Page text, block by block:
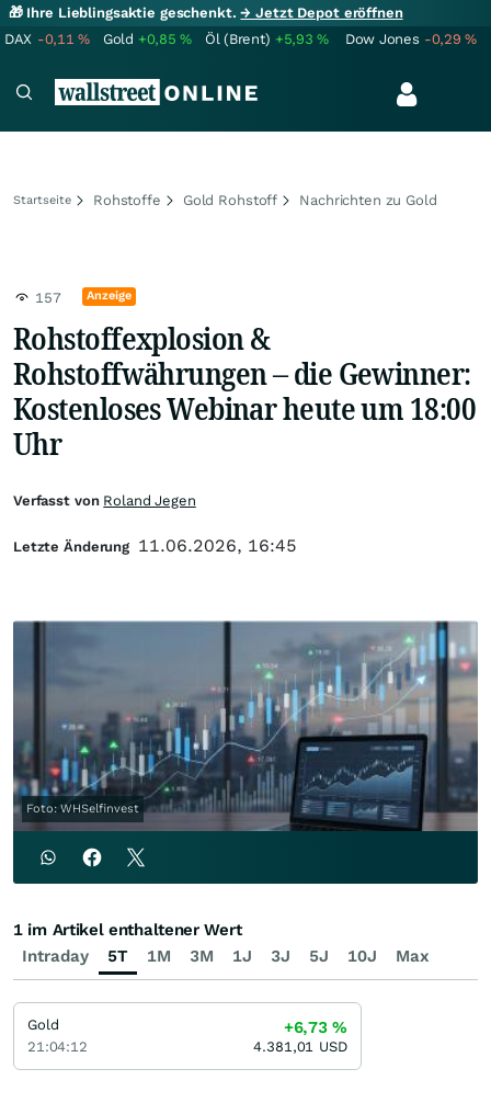
🎁 Ihre Lieblingsaktie geschenkt.→ Jetzt Depot eröffnen
DAX -0,11% Gold +0,85% Öl (Brent) +5,93% Dow Jones -0,29%
Startseite Rohstoffe Gold Rohstoff Nachrichten zu Gold
157 Anzeige
Rohstoffexplosion &
Rohstoffwährungen – die Gewinner:
Kostenloses Webinar heute um 18:00
Uhr
Foto: WHSelfinvest
Verfasst von Roland Jegen
Letzte Änderung 11.06.2026, 16:45
Intraday 5T 1M 3M 1J 3J 5J 10J Max
1 im Artikel enthaltener Wert
Gold
21:04:12
+6,73%
4.381,01 USD